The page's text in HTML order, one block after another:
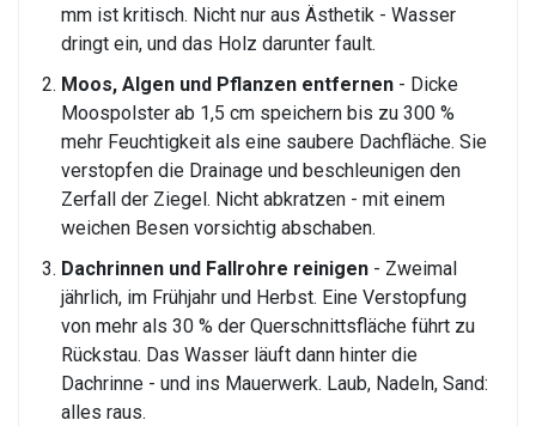
mm ist kritisch. Nicht nur aus Ästhetik - Wasser
dringt ein, und das Holz darunter fault.
Moos, Algen und Pflanzen entfernen - Dicke
Moospolster ab 1,5 cm speichern bis zu 300 %
mehr Feuchtigkeit als eine saubere Dachfläche. Sie
verstopfen die Drainage und beschleunigen den
Zerfall der Ziegel. Nicht abkratzen - mit einem
weichen Besen vorsichtig abschaben.
Dachrinnen und Fallrohre reinigen - Zweimal
jährlich, im Frühjahr und Herbst. Eine Verstopfung
von mehr als 30 % der Querschnittsfläche führt zu
Rückstau. Das Wasser läuft dann hinter die
Dachrinne - und ins Mauerwerk. Laub, Nadeln, Sand:
alles raus.